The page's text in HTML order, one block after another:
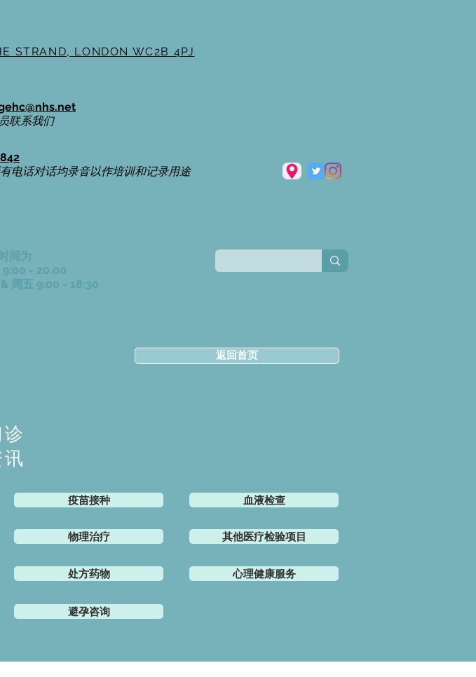
STRAND, LONDON WC2B 4PJ
联系我们
电话对话均录音以作培训和记录用途
间为
9:00 - 20.00
周五 9:00 - 18:30
返回首页
诊
讯
疫苗接种
物理治疗
​处方药物
血液检查
其他医疗检验项目
心理健康服务
避孕咨询